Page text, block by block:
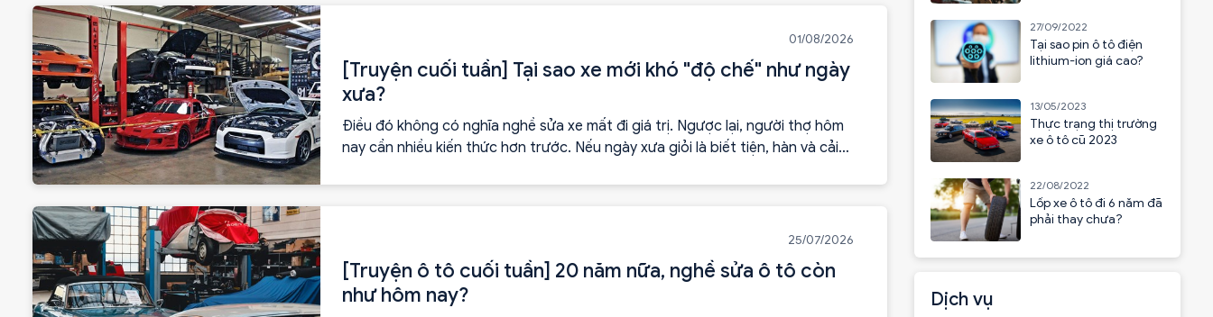
01/08/2026
[Truyện cuối tuần] Tại sao xe mới khó "độ chế" như ngày
xưa?
Điều đó không có nghĩa nghề sửa xe mất đi giá trị. Ngược lại, người thợ hôm
nay cần nhiều kiến thức hơn trước. Nếu ngày xưa giỏi là biết tiện, hàn và cải
linh hoạt và khi nào cần tuân thủ đúng tiêu chuẩn kỹ thuật.
25/07/2026
[Truyện ô tô cuối tuần] 20 năm nữa, nghề sửa ô tô còn
như hôm nay?
27/09/2022
Tại sao pin ô tô điện
lithium-ion giá cao?
13/05/2023
Thực trạng thị trường
xe ô tô cũ 2023
22/08/2022
Lốp xe ô tô đi 6 năm đã
phải thay chưa?
Dịch vụ